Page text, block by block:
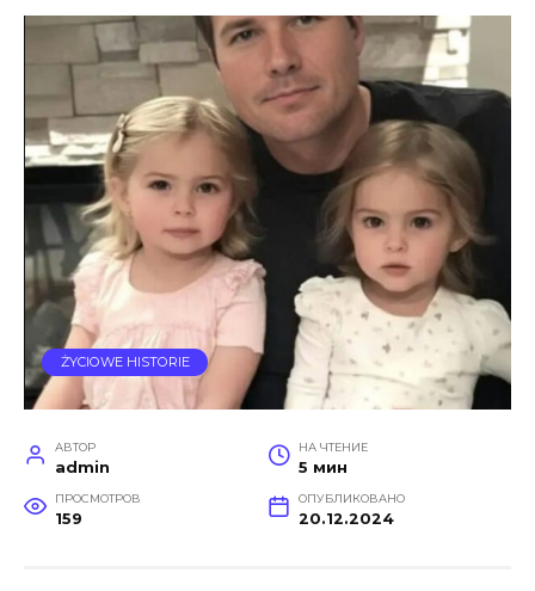
ŻYCIOWE HISTORIE
АВТОР
admin
НА ЧТЕНИЕ
5 мин
ПРОСМОТРОВ
159
ОПУБЛИКОВАНО
20.12.2024